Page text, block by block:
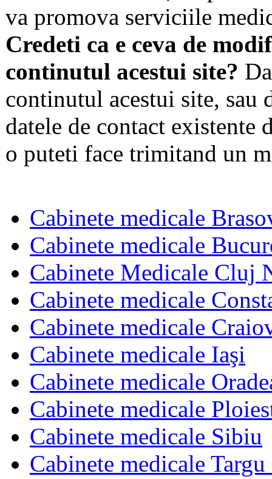
va promova serviciile
Credeti ca e ceva de
continutul acestui site?
continutul acestui site, sau
datele de contact existente
o puteti face trimitand un
Cabinete medicale
Cabinete medicale
Cabinete Medicale Cluj
Cabinete medicale
Cabinete medicale
Cabinete medicale Iaşi
Cabinete medicale
Cabinete medicale
Cabinete medicale Sibiu
Cabinete medicale